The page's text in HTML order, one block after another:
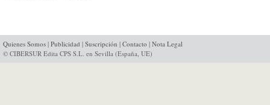
Quienes Somos | Publicidad | Suscripción | Contacto | Nota Legal
© CIBERSUR Edita CPS S.L. en Sevilla (España, UE)